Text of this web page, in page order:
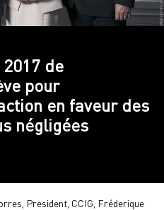
de
pour
en faveur des
négligées
President, CCIG, Fréderique